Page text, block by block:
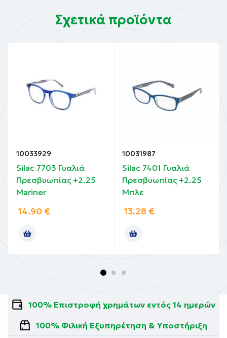
Σχετικά προϊόντα
10033929
Silac 7703 Γυαλιά
Πρεσβυωπίας +2.25
Mariner
14.90 €
10031987
Silac 7401 Γυαλιά
Πρεσβυωπίας +2.25
Μπλε
13.28 €
100% Επιστροφή χρημάτων εντός 14 ημερών
100% Φιλική Εξυπηρέτηση & Υποστήριξη